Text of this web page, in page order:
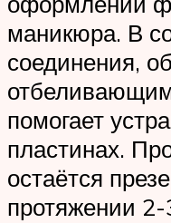
маникюра. В
соединения,
помогает
пластинах.
остаётся
протяжении 2-